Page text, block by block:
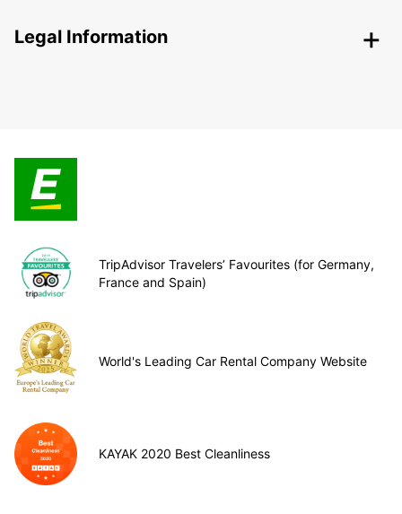
Legal Information
TripAdvisor Travelers’ Favourites (for Germany,
France and Spain)
World's Leading Car Rental Company Website
KAYAK 2020 Best Cleanliness